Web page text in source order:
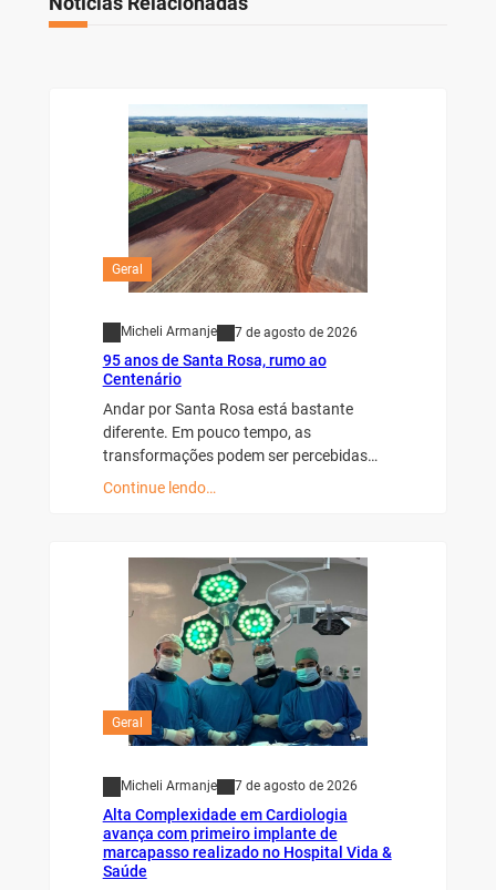
Geral
Micheli Armanje 7 de agosto de 2026
95 anos de Santa Rosa, rumo ao
Centenário
Andar por Santa Rosa está bastante
diferente. Em pouco tempo, as
transformações podem ser percebidas…
Continue lendo…
Geral
Micheli Armanje 7 de agosto de 2026
Alta Complexidade em Cardiologia
avança com primeiro implante de
marcapasso realizado no Hospital Vida &
Saúde